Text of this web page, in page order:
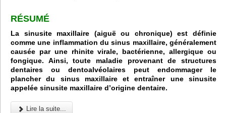
RÉSUMÉ
La sinusite maxillaire (aiguë ou chronique) est définie
comme une inflammation du sinus maxillaire, généralement
causée par une rhinite virale, bactérienne, allergique ou
fongique. Ainsi, toute maladie provenant de structures
dentaires ou dentoalvéolaires peut endommager le
plancher du sinus maxillaire et entraîner une sinusite
appelée sinusite maxillaire d’origine dentaire.
Lire la suite...